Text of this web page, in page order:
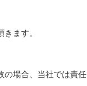
ます。
の場合、当社では責任